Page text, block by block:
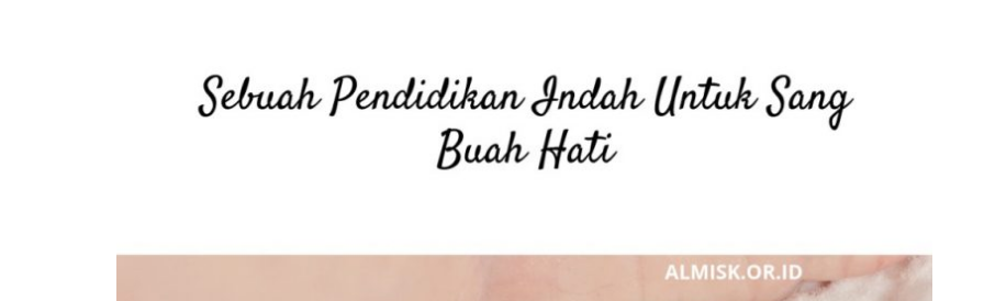
6 December 2020
Risalah Indah dari seorang Ibu teruntuk
5 December 2021
5 December 2021